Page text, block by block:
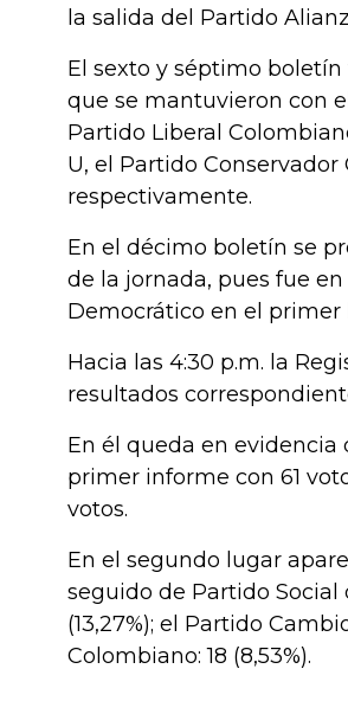
la salida del Partido
El sexto y séptimo
que se mantuvieron con
Partido Liberal
U, el Partido
respectivamente.
En el décimo boletín se
de la jornada, pues fue
Democrático en el primer
Hacia las 4:30 p.m. la
resultados
En él queda en evidencia
primer informe con 61
votos.
En el segundo lugar
seguido de Partido Social
(13,27%); el Partido
Colombiano: 18 (8,53%).